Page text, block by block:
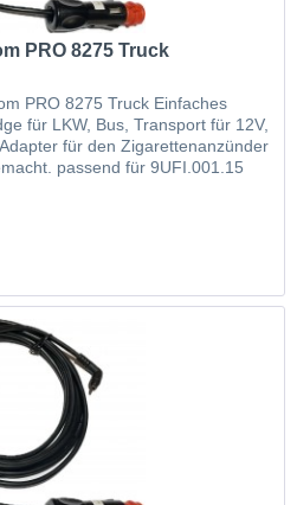
PRO 8275 Truck
PRO 8275 Truck Einfaches
für LKW, Bus, Transport für 12V,
für den Zigarettenanzünder
passend für 9UFI.001.15